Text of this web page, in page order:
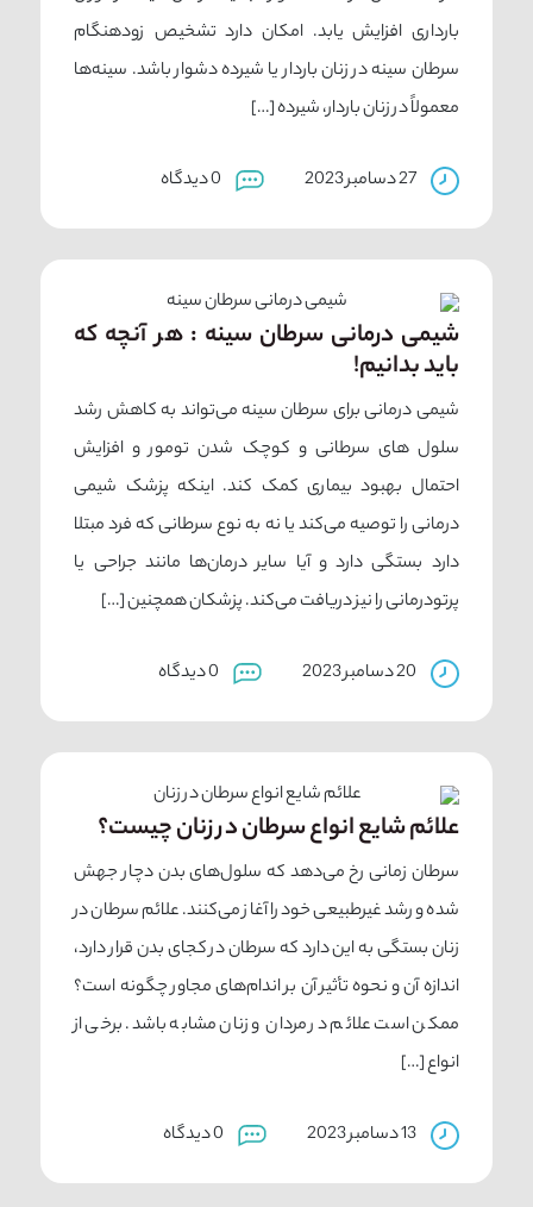
بارداری افزایش یابد. امکان دارد تشخیص زودهنگام
سرطان سینه در زنان باردار یا شیرده دشوار باشد. سینه‌ها
معمولاً در زنان باردار، شیرده […]
27 دسامبر 2023 0 دیدگاه
شیمی درمانی سرطان سینه : هر آنچه که
باید بدانیم!
شیمی درمانی برای سرطان سینه می‌تواند به کاهش رشد
سلول های سرطانی و کوچک شدن تومور و افزایش
احتمال بهبود بیماری کمک کند. اینكه پزشک شیمی
درمانی را توصیه می‌كند یا نه به نوع سرطانی كه فرد مبتلا
دارد بستگی دارد و آیا سایر درمان‌ها مانند جراحی یا
پرتودرمانی را نیز دریافت می‌كند. پزشکان همچنین […]
20 دسامبر 2023 0 دیدگاه
علائم شایع انواع سرطان در زنان چیست؟
سرطان زمانی رخ می‌دهد که سلول‌های بدن دچار جهش
شده و رشد غیرطبیعی خود را آغاز می‌کنند. علائم سرطان در
زنان بستگی به این دارد که سرطان در کجای بدن قرار دارد،
اندازه آن و نحوه تأثیر آن بر اندام‌های مجاور چگونه است؟
ممکن است علائم در مردان و زنان مشابه باشد. برخی از
انواع […]
13 دسامبر 2023 0 دیدگاه